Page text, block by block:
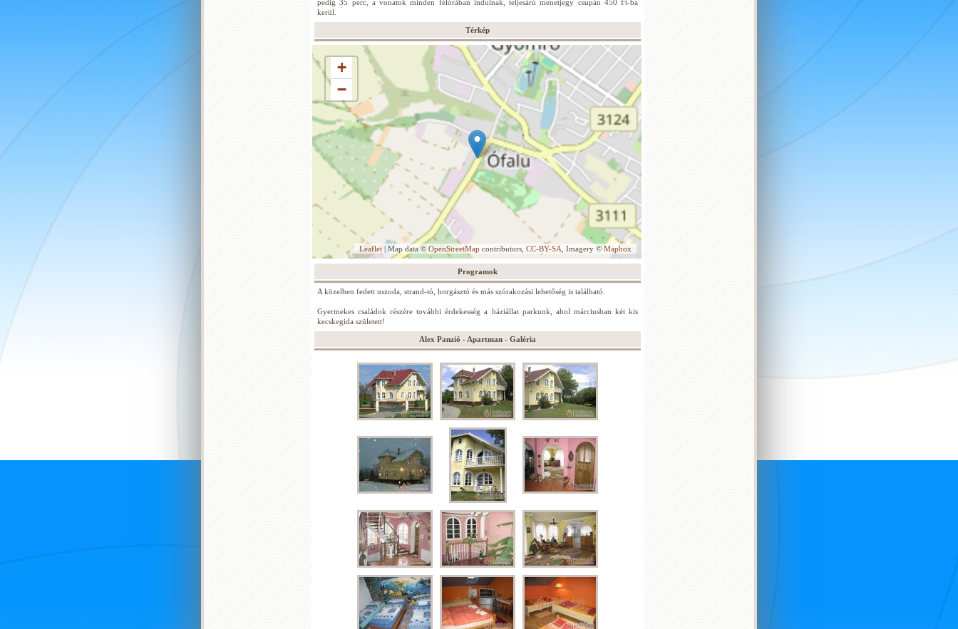
pedig 35 perc, a vonatok minden félórában indulnak, teljesárú menetjegy csupán 450 Ft-ba
kerül.
Térkép
+
−
Leaflet | Map data © OpenStreetMap contributors, CC-BY-SA , Imagery © Mapbox
Programok
A közelben fedett uszoda, strand-tó, horgásztó és más szórakozási lehetőség is található.
Gyermekes családok részére további érdekesség a háziállat parkunk, ahol márciusban két kis
kecskegida született!
Alex Panzió - Apartman - Galéria